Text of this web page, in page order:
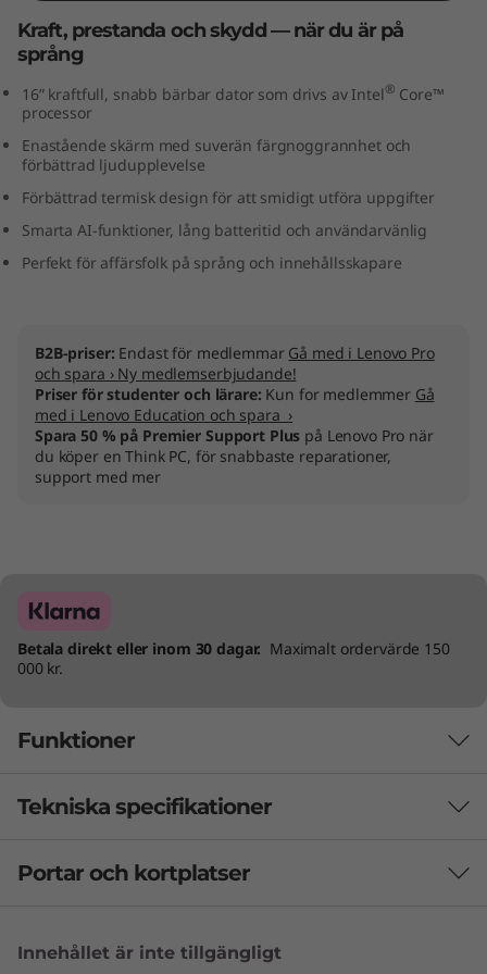
n
t
)
Kraft, prestanda och skydd — när du är på
språng
16” kraftfull, snabb bärbar dator som drivs av Intel® Core™
processor
Enastående skärm med suverän färgnoggrannhet och
förbättrad ljudupplevelse
Förbättrad termisk design för att smidigt utföra uppgifter
Smarta AI-funktioner, lång batteritid och användarvänlig
Perfekt för affärsfolk på språng och innehållsskapare
B2B-priser: Endast för medlemmar Gå med i Lenovo Pro
och spara › Ny medlemserbjudande!
Priser för studenter och lärare: Kun for medlemmer Gå
med i Lenovo Education och spara ›
Spara 50 % på Premier Support Plus på Lenovo Pro när
du köper en Think PC, för snabbaste reparationer,
support med mer
Betala direkt eller inom 30 dagar. Maximalt ordervärde 150
000 kr.
Funktioner
Elegans möter kraft och prestanda
ThinkBook 16p Gen 5 – en elegant bärbar
processorer och hanterar enkelt komplexa
Tekniska specifikationer
PRESTANDA
80 Whr
Portar och kortplatser
Innehållet är inte tillgängligt